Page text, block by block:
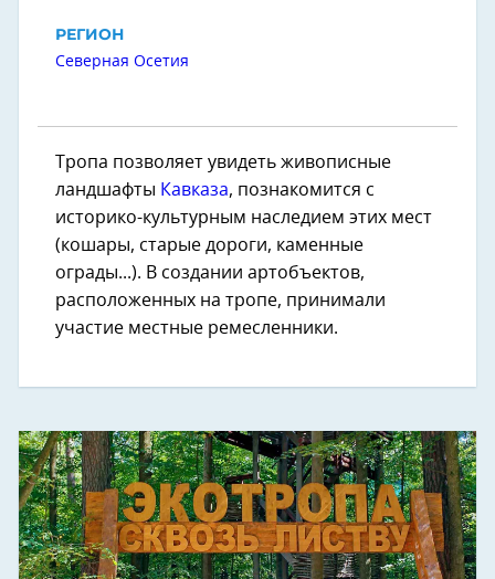
РЕГИОН
Северная Осетия
Тропа позволяет увидеть живописные
ландшафты Кавказа, познакомится с
историко-культурным наследием этих мест
(кошары, старые дороги, каменные
ограды...). В создании артобъектов,
расположенных на тропе, принимали
участие местные ремесленники.